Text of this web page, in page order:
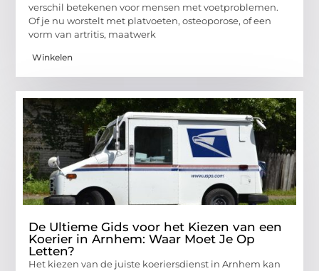
verschil betekenen voor mensen met voetproblemen.
Of je nu worstelt met platvoeten, osteoporose, of een
vorm van artritis, maatwerk
Winkelen
De Ultieme Gids voor het Kiezen van een
Koerier in Arnhem: Waar Moet Je Op
Letten?
Het kiezen van de juiste koeriersdienst in Arnhem kan